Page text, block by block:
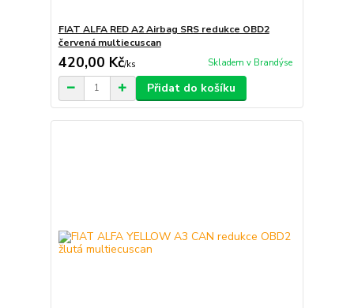
FIAT ALFA RED A2 Airbag SRS redukce OBD2
červená multiecuscan
420,00 Kč/ks Skladem v Brandýse
Přidat do košíku